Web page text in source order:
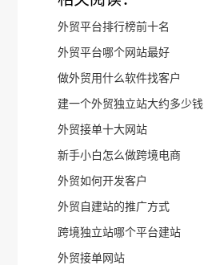
外贸平台排行榜前十名
外贸平台哪个网站最好
做外贸用什么软件找客户
建一个外贸独立站大约多少钱
外贸接单十大网站
新手小白怎么做跨境电商
外贸如何开发客户
外贸自建站的推广方式
跨境独立站哪个平台建站
外贸接单网站